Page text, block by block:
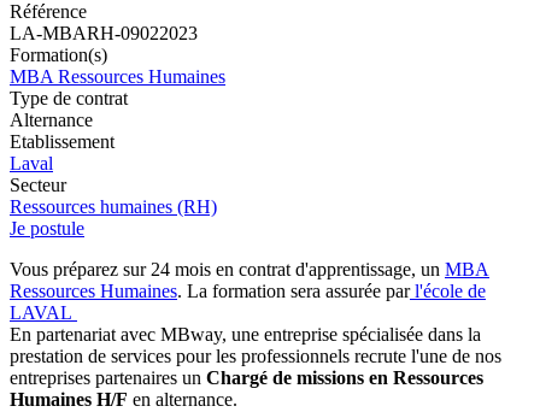
Référence
LA-MBARH-09022023
Formation(s)
MBA Ressources Humaines
Type de contrat
Alternance
Etablissement
Laval
Secteur
Ressources humaines (RH)
Je postule
Vous préparez sur 24 mois en contrat d'apprentissage, un MBA
Ressources Humaines. La formation sera assurée parl'école de
LAVAL
En partenariat avec MBway, une entreprise spécialisée dans la
prestation de services pour les professionnels recrute l'une de nos
entreprises partenaires un Chargé de missions en Ressources
Humaines H/F en alternance.